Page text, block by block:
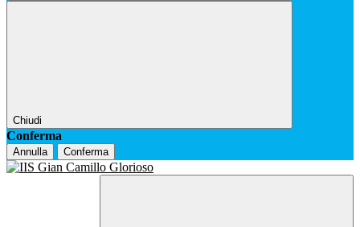
Chiudi
Conferma
Annulla Conferma